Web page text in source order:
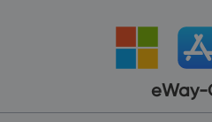
eWay-